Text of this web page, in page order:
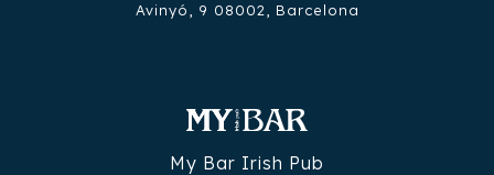
Avinyó, 9 08002, Barcelona
My Bar Irish Pub